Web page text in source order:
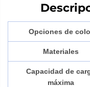
Opciones de
Materiales
Capacidad de
máxima